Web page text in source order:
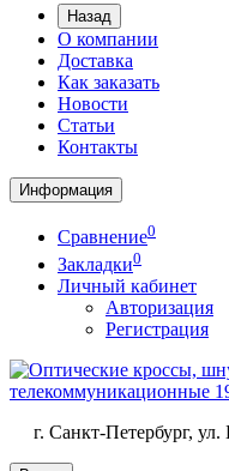
Назад
О компании
Доставка
Как заказать
Новости
Статьи
Контакты
Информация
Сравнение0
Закладки0
Личный кабинет
Авторизация
Регистрация
г. Санкт-Петербург,